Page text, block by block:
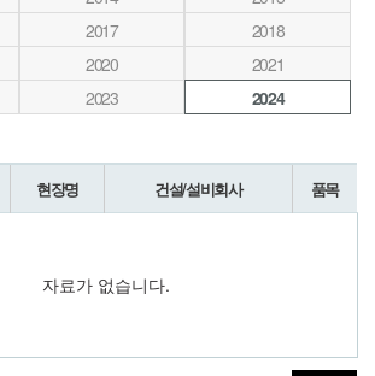
2017
2018
2020
2021
2023
2024
현장명 건설/설비회사 품목
자료가 없습니다.